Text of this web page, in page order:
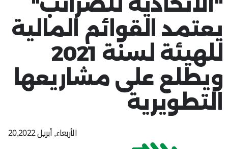
يعتمد القوائم المالية
للهيئة لسنة 2021
ويطلع على مشاريعها
التطويرية
الأربعاء, أبريل 20,2022